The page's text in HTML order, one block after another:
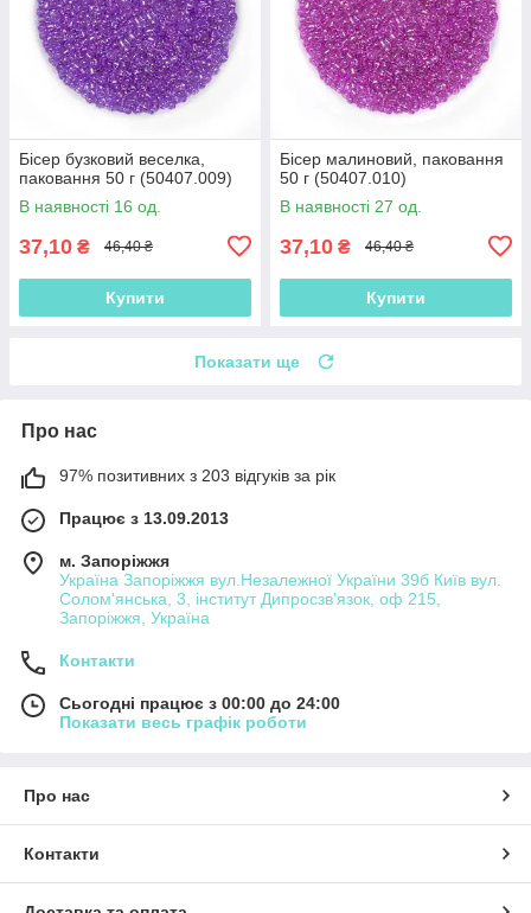
Бісер бузковий веселка,
паковання 50 г (50407.009)
В наявності 16 од.
37,10 ₴ 46,40 ₴
Купити
Бісер малиновий, паковання
50 г (50407.010)
В наявності 27 од.
37,10 ₴ 46,40 ₴
Купити
Показати ще
Про нас
97% позитивних з 203 відгуків за рік
Працює з 13.09.2013
м. Запоріжжя
Україна Запоріжжя вул.Незалежної України 39б Київ вул.
Солом'янська, 3, інститут Дипросзв'язок, оф 215,
Запоріжжя, Україна
Контакти
Сьогодні працює з 00:00 до 24:00
Показати весь графік роботи
Про нас
Контакти